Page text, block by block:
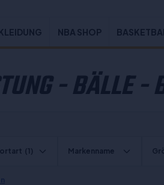
NBA SHOP
- BÄLLE -
(1) Markenname